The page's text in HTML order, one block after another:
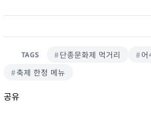
TAGS 단종문화제 먹거리 어
축제 한정 메뉴
공유